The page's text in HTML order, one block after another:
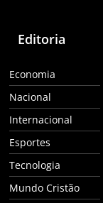
Editoria
Economia
Nacional
Internacional
Esportes
Tecnologia
Mundo Cristão